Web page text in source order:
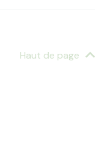
Haut de page